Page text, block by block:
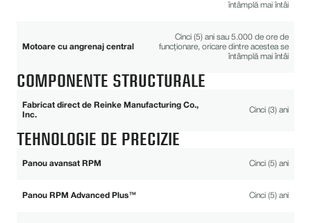
întâmplă mai întâi
Motoare cu angrenaj central
Cinci (5) ani sau 5.000 de ore de
funcționare, oricare dintre acestea se
întâmplă mai întâi
COMPONENTE STRUCTURALE
Fabricat direct de Reinke Manufacturing Co.,
Inc.
Cinci (3) ani
TEHNOLOGIE DE PRECIZIE
Panou avansat RPM Cinci (5) ani
Panou RPM Advanced Plus™ Cinci (5) ani